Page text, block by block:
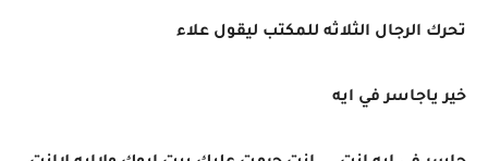
تحرك الرجال الثلاثه للمكتب ليقول علاء
خير ياجاسر في ايه